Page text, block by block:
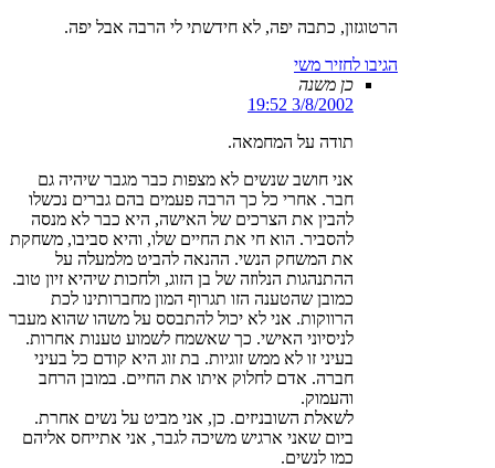
הרטוגזון, כתבה יפה, לא חידשתי לי הרבה אבל יפה.
הגיבו לחזיר משי
כן משנה
3/8/2002 19:52
תודה על המחמאה.
אני חושב שנשים לא מצפות כבר מגבר שיהיה גם
חבר. אחרי כל כך הרבה פעמים בהם גברים נכשלו
להבין את הצרכים של האישה, היא כבר לא מנסה
להסביר. הוא חי את החיים שלו, והיא סביבו, משחקת
את המשחק הנשי. ההנאה להביט מלמעלה על
ההתנהגות הנלוזה של בן הזוג, ולחכות שיהיא זיון טוב.
כמובן שהטענה הזו תגרוף המון מחברותינו לכת
הרווקות. אני לא יכול להתבסס על משהו שהוא מעבר
לניסיוני האישי. כך שאשמח לשמוע טענות אחרות.
בעיני זו לא ממש זוגיות. בת זוג היא קודם כל בעיני
חברה. אדם לחלוק איתו את החיים. במובן הרחב
והעמוק.
לשאלת השובניזים. כן, אני מביט על נשים אחרת.
ביום שאני ארגיש משיכה לגבר, אני אתייחס אליהם
כמו לנשים.